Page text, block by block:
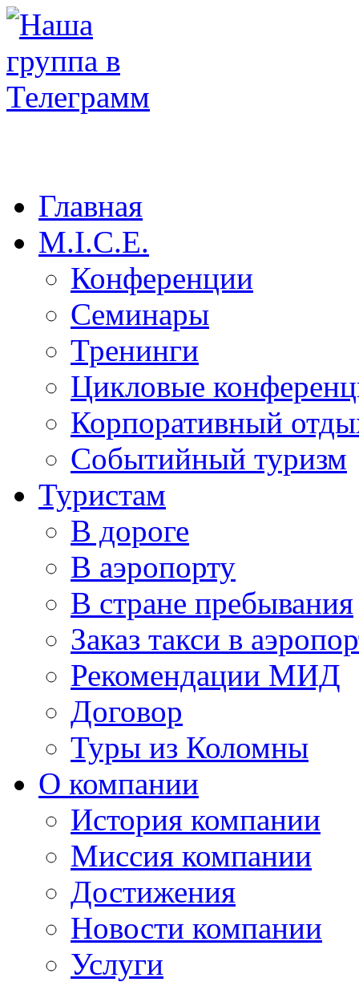
Главная
M.I.C.E.
Конференции
Семинары
Тренинги
Цикловые
Корпоративный
Событийный туризм
Туристам
В дороге
В аэропорту
В стране пребывания
Заказ такси в
Рекомендации МИД
Договор
Туры из Коломны
О компании
История компании
Миссия компании
Достижения
Новости компании
Услуги